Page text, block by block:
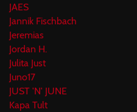
JAES
Jannik Fischbach
Jeremias
Jordan H.
Julita Just
Juno17
JUST 'N' JUNE
Kapa Tult